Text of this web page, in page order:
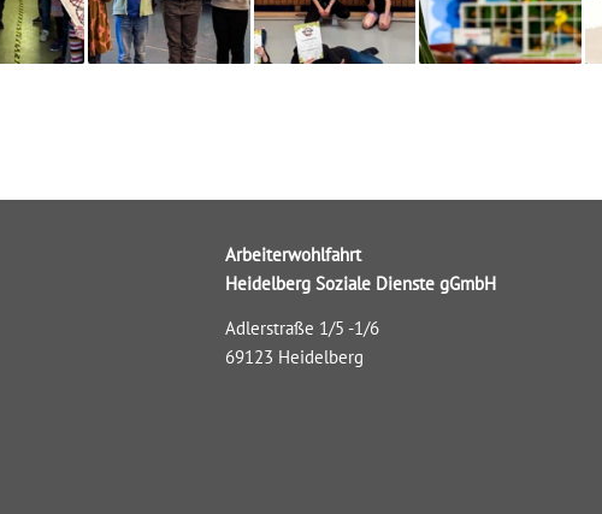
Arbeiterwohlfahrt
Heidelberg Soziale Dienste gGmbH
Adlerstraße 1/5 -1/6
69123 Heidelberg